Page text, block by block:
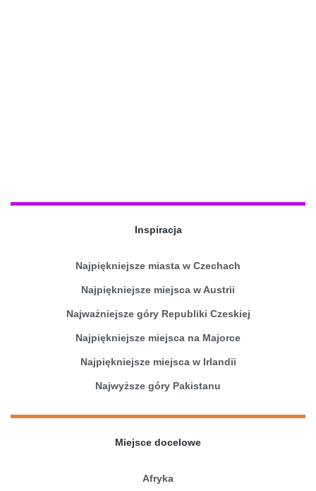
Inspiracja
Najpiękniejsze miasta w Czechach
Najpiękniejsze miejsca w Austrii
Najważniejsze góry Republiki Czeskiej
Najpiękniejsze miejsca na Majorce
Najpiękniejsze miejsca w Irlandii
Najwyższe góry Pakistanu
Miejsce docelowe
Afryka